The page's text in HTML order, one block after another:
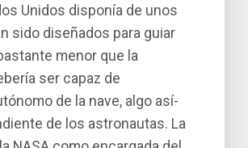
Unidos disponí­a de unos
sido diseñados para guiar
menor que la
ser capaz de
de la nave, algo así­
de los astronautas. La